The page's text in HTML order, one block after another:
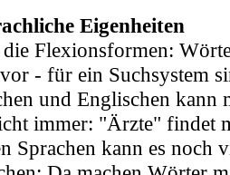
Eigenheiten
die Flexionsformen:
- für ein Suchsystem
und Englischen kann
immer: "Ärzte" findet
Sprachen kann es noch